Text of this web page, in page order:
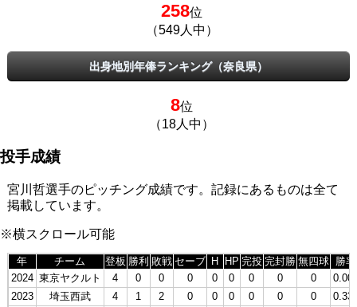
258位
（549人中）
出身地別年俸ランキング（奈良県）
8位
（18人中）
投手成績
宮川哲選手のピッチング成績です。記録にあるものは全て
掲載しています。
※横スクロール可能
年 チーム 登板 勝利 敗戦 セーブ H HP 完投 完封勝 無四球
勝率
2024 東京ヤクルト 4 0 0 0 0 0 0 0 0
2023
埼玉西武 4 1 2 0 0 0 0 0 0